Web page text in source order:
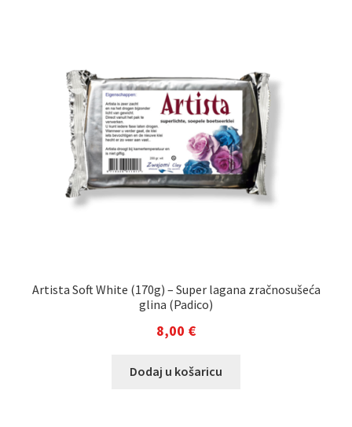
Artista Soft White (170g) – Super lagana zračnosušeća
glina (Padico)
8,00 €
Dodaj u košaricu